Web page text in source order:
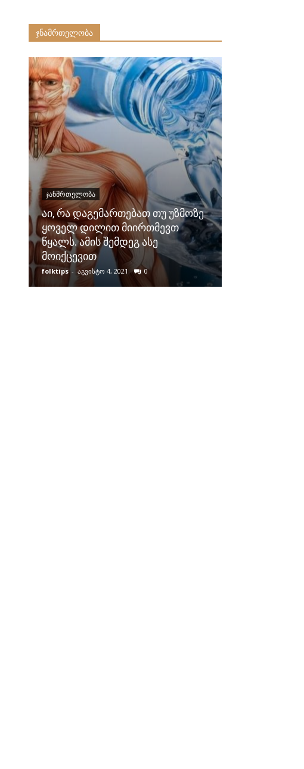
ჯნამრთელობა
ᲯᲐᲜᲛᲠᲗᲔᲚᲝᲑᲐ
აი, რა დაგემართებათ თუ უზმოზე
ყოველ დილით მიირთმევთ
წყალს. ამის შემდეგ ასე
მოიქცევით
folktips - აგვისტო 4, 2021 0